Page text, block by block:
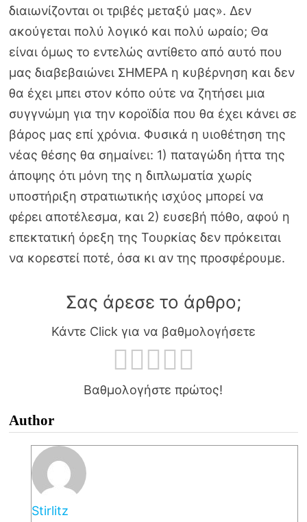
διαιωνίζονται οι τριβές μεταξύ μας». Δεν
ακούγεται πολύ λογικό και πολύ ωραίο; Θα
είναι όμως το εντελώς αντίθετο από αυτό που
μας διαβεβαιώνει ΣΗΜΕΡΑ η κυβέρνηση και δεν
θα έχει μπει στον κόπο ούτε να ζητήσει μια
συγγνώμη για την κοροϊδία που θα έχει κάνει σε
βάρος μας επί χρόνια. Φυσικά η υιοθέτηση της
νέας θέσης θα σημαίνει: 1) παταγώδη ήττα της
άποψης ότι μόνη της η διπλωματία χωρίς
υποστήριξη στρατιωτικής ισχύος μπορεί να
φέρει αποτέλεσμα, και 2) ευσεβή πόθο, αφού η
επεκτατική όρεξη της Τουρκίας δεν πρόκειται
να κορεστεί ποτέ, όσα κι αν της προσφέρουμε.
Σας άρεσε το άρθρο;
Κάντε Click για να βαθμολογήσετε
Βαθμολογήστε πρώτος!
Author
Stirlitz